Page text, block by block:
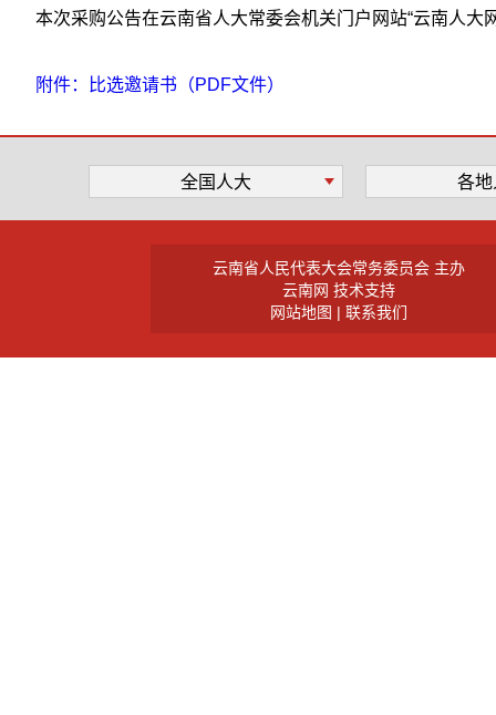
本次采购公告在云南省人大常委会机关门户网站“云南人
附件：比选邀请书（PDF文件）
全国人大 各
云南省人民代表大会常务委员会 主办
云南网 技术支持
网站地图 | 联系我们